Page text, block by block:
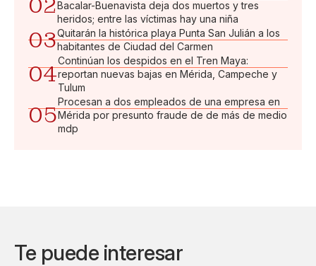
02Bacalar-Buenavista deja dos muertos y tres
heridos; entre las víctimas hay una niña
03Quitarán la histórica playa Punta San Julián a los
habitantes de Ciudad del Carmen
04
Continúan los despidos en el Tren Maya:
reportan nuevas bajas en Mérida, Campeche y
Tulum
05
Procesan a dos empleados de una empresa en
Mérida por presunto fraude de de más de medio
mdp
Te puede interesar